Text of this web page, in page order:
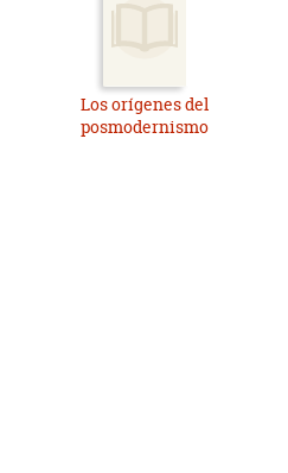
Los orígenes del
posmodernismo